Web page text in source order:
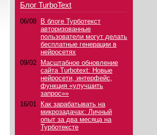
Блог TurboText
06/08
В блоге Турботекст
авторизованные
пользователи могут делать
бесплатные генерации в
нейросетях
09/02
Масштабное обновление
сайта Turbotext: Новые
нейросети, интерфейс,
функция «улучшить
запрос»»
16/01
Как зарабатывать на
микрозадачах: Личный
опыт за два месяца на
Турботексте